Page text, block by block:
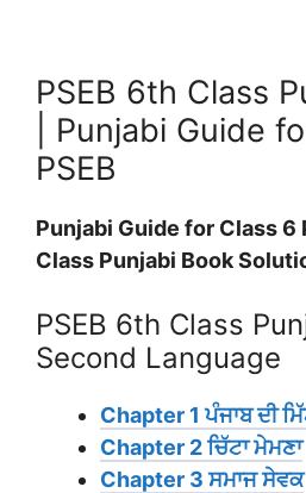
PSEB 6th Class
| Punjabi Guide
PSEB
Punjabi Guide for Class 6
Class Punjabi Book
PSEB 6th Class
Second Language
Chapter 1 ਪੰਜਾਬ ਦੀ
Chapter 2 ਚਿੱਟਾ ਮੇਮਣਾ
Chapter 3 ਸਮਾਜ ਸੇਵਕ